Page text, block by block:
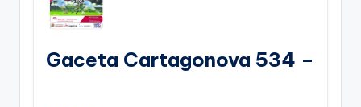
Gaceta Cartagonova 534 –